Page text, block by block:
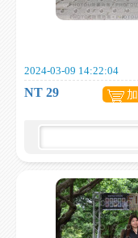
2024-03-09 14:22:04
NT 29